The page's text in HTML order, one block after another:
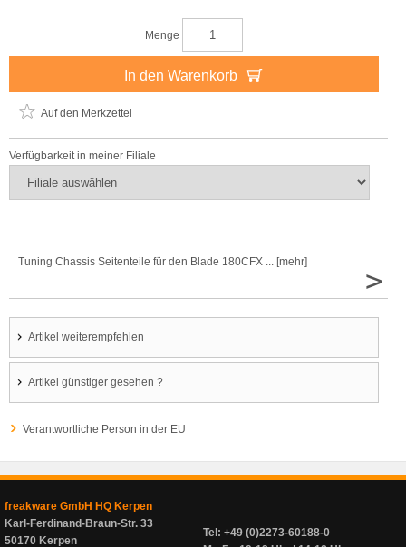
Menge
In den Warenkorb
Auf den Merkzettel
Verfügbarkeit in meiner Filiale
Tuning Chassis Seitenteile für den Blade 180CFX ... [mehr]
>
Artikel weiterempfehlen
Artikel günstiger gesehen ?
Verantwortliche Person in der EU
freakware GmbH HQ Kerpen
Karl-Ferdinand-Braun-Str. 33
50170 Kerpen
Tel: +49 (0)2273-60188-0